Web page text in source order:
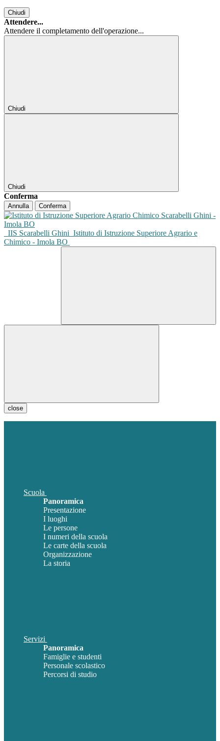
Chiudi
Attendere...
Attendere il completamento dell'operazione...
Chiudi
Chiudi
Conferma
Annulla Conferma
IIS Scarabelli Ghini Istituto di Istruzione Superiore Agrario e
Chimico - Imola BO
close
Scuola
Panoramica
Presentazione
I luoghi
Le persone
I numeri della scuola
Le carte della scuola
Organizzazione
La storia
Servizi
Panoramica
Famiglie e studenti
Personale scolastico
Percorsi di studio